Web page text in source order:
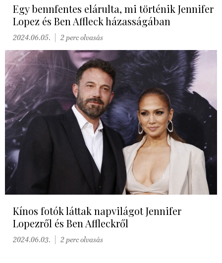
Egy bennfentes elárulta, mi történik Jennifer
Lopez és Ben Affleck házasságában
2024.06.05. 2 perc olvasás
Kínos fotók láttak napvilágot Jennifer
Lopezről és Ben Affleckről
2024.06.03. 2 perc olvasás